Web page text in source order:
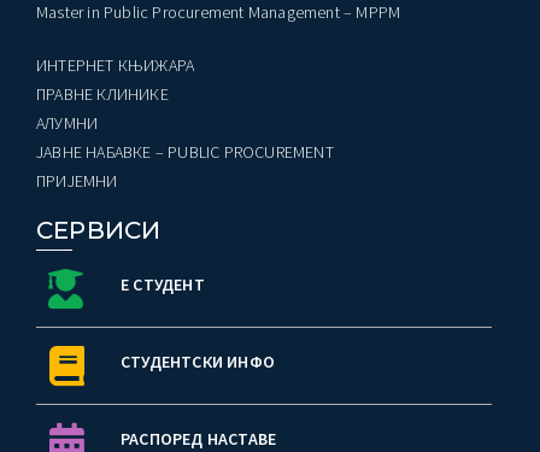
Master in Public Procurement Management – MPPM
ИНТЕРНЕТ КЊИЖАРА
ПРАВНЕ КЛИНИКЕ
AЛУМНИ
ЈАВНЕ НАБАВКЕ – PUBLIC PROCUREMENT
ПРИЈЕМНИ
СЕРВИСИ
Е СТУДЕНТ
СТУДЕНТСКИ ИНФО
РАСПОРЕД НАСТАВЕ